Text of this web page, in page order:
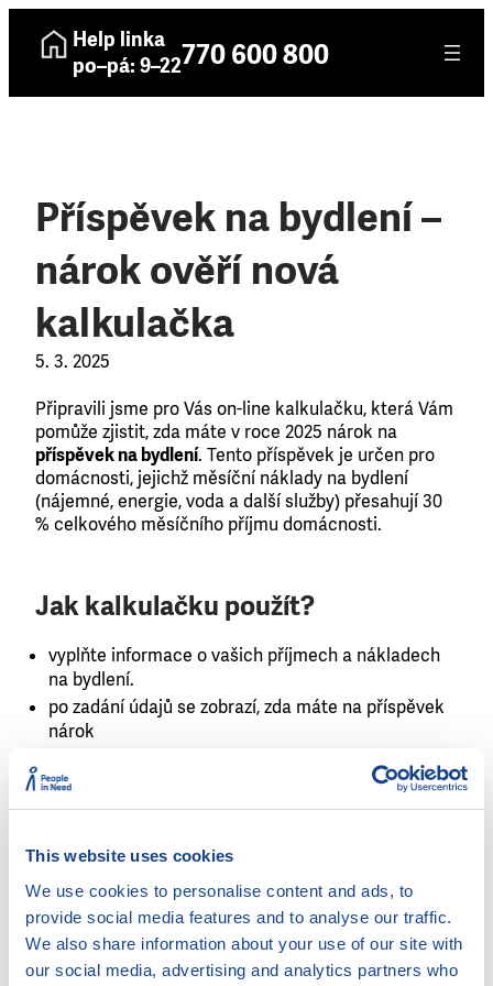
This website uses cookies
We use cookies to personalise content and ads, to
provide social media features and to analyse our traffic.
We also share information about your use of our site with
our social media, advertising and analytics partners who
Help linka
po–pá: 9–22770 600 800
Příspěvek na bydlení –
nárok ověří nová
kalkulačka
5. 3. 2025
​Připravili jsme pro Vás on-line kalkulačku, která Vám
pomůže zjistit, zda máte v roce 2025 nárok na
příspěvek na bydlení. Tento příspěvek je určen pro
domácnosti, jejichž měsíční náklady na bydlení
(nájemné, energie, voda a další služby) přesahují 30
% celkového měsíčního příjmu domácnosti.
Jak kalkulačku použít?
vyplňte informace o vašich příjmech a nákladech
na bydlení.
po zadání údajů se zobrazí, zda máte na příspěvek
nárok
Mám nárok na příspěvek na
bydlení – co dál?
Pokud kalkulačka ukáže, že máte na příspěvek
nárok, můžete podat žádost na nejbližší pobočce
Úřadu práce neboon-linev systému Ministerstva